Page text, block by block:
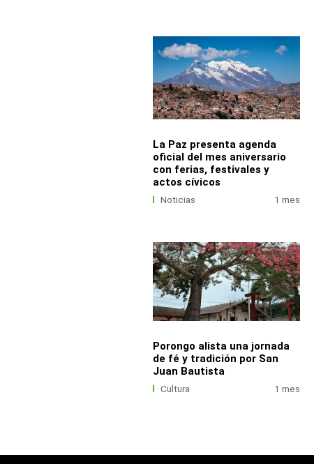
La Paz presenta agenda
oficial del mes aniversario
con ferias, festivales y
actos cívicos
Noticias 1 mes
Porongo alista una jornada
de fé y tradición por San
Juan Bautista
Cultura 1 mes